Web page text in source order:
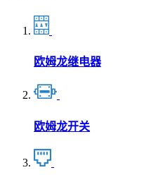
欧姆龙继电器
欧姆龙开关